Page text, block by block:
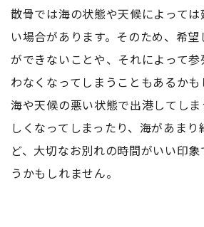
散骨では海の状態や天候によって
い場合があります。そのため、希
ができないことや、それによって
わなくなってしまうこともあるかも
海や天候の悪い状態で出港してし
しくなってしまったり、海があま
ど、大切なお別れの時間がいい印
うかもしれません。